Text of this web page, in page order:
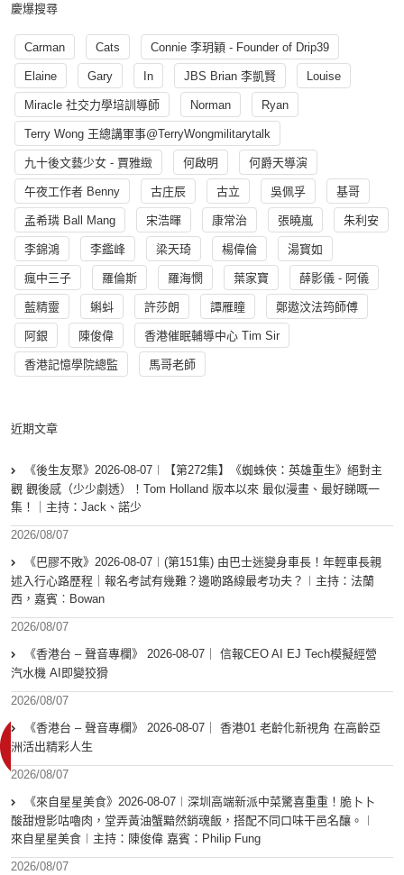
慶爆搜尋
Carman Cats Connie 李玥穎 - Founder of Drip39
Elaine Gary In JBS Brian 李凱賢 Louise
Miracle 社交力學培訓導師 Norman Ryan
Terry Wong 王總講軍事@TerryWongmilitarytalk
九十後文藝少女 - 賈雅緻 何啟明 何爵天導演
午夜工作者 Benny 古庄辰 古立 吳佩孚 基哥
孟希璘 Ball Mang 宋浩暉 康常治 張曉嵐 朱利安
李錦鴻 李鑑峰 梁天琦 楊偉倫 湯寳如
瘋中三子 羅倫斯 羅海憫 葉家寶 薛影儀 - 阿儀
藍精靈 蝌蚪 許莎朗 譚雁瞳 鄭遨汶法筠師傅
阿銀 陳俊偉 香港催眠輔導中心 Tim Sir
香港記憶學院總監 馬哥老師
近期文章
《後生友聚》2026-08-07︱【第272集】《蜘蛛俠：英雄重生》絕對主
觀 觀後感（少少劇透）！Tom Holland 版本以來 最似漫畫、最好睇嘅一
集！｜主持：Jack、諾少
2026/08/07
《巴膠不敗》2026-08-07︱(第151集) 由巴士迷變身車長！年輕車長親
述入行心路歷程｜報名考試有幾難？邊啲路線最考功夫？︱主持：法蘭
西，嘉賓︰Bowan
2026/08/07
《香港台 – 聲音專欄》 2026-08-07｜ 信報CEO AI EJ Tech模擬經營
汽水機 AI即變狡猾
2026/08/07
《香港台 – 聲音專欄》 2026-08-07｜ 香港01 老齡化新視角 在高齡亞
洲活出精彩人生
2026/08/07
《來自星星美食》2026-08-07︱深圳高端新派中菜驚喜重重！脆卜卜
酸甜燈影咕嚕肉，堂弄黃油蟹黯然銷魂飯，搭配不同口味干邑名釀。︱
來自星星美食︱主持：陳俊偉 嘉賓：Philip Fung
2026/08/07